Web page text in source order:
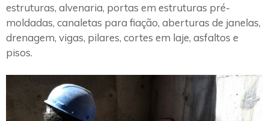
estruturas, alvenaria, portas em estruturas pré-
moldadas, canaletas para fiação, aberturas de janelas,
drenagem, vigas, pilares, cortes em laje, asfaltos e
pisos.